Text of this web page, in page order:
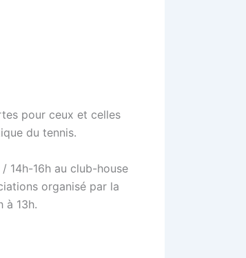
pour ceux et celles
du tennis.
/ 14h-16h au club-house
organisé par la
à 13h.